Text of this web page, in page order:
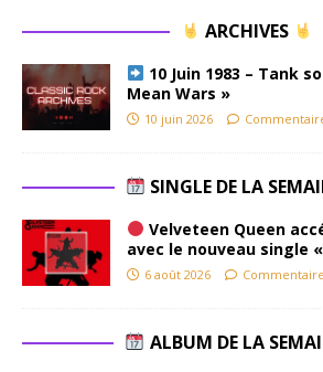
ARCHIVES
10 Juin 1983 – Tank
Mean Wars »
10 juin 2026
SINGLE DE LA
Velveteen Queen
avec le nouveau single
6 août 2026
ALBUM DE LA